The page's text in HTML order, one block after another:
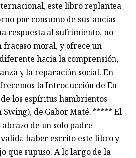
este libro replantea
por consumo de sustancias
respuesta al sufrimiento, no
fracaso moral, y ofrece un
hacia la comprensión,
y la reparación social. En
la Introducción de En
los espíritus hambrientos
Swing), de Gabor Maté. ***** El
de un solo padre
haber escrito este libro y
que supuso. A lo largo de la